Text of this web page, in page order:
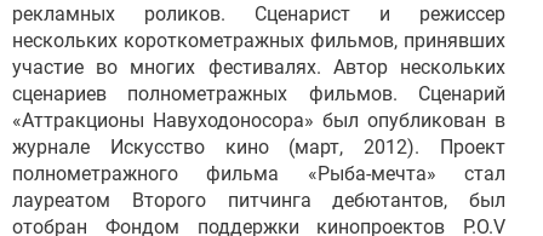
рекламных роликов. Сценарист и режиссер
нескольких короткометражных фильмов, принявших
участие во многих фестивалях. Автор нескольких
сценариев полнометражных фильмов. Сценарий
«Аттракционы Навуходоносора» был опубликован в
журнале Искусство кино (март, 2012). Проект
полнометражного фильма «Рыба-мечта» стал
лауреатом Второго питчинга дебютантов, был
отобран Фондом поддержки кинопроектов P.O.V